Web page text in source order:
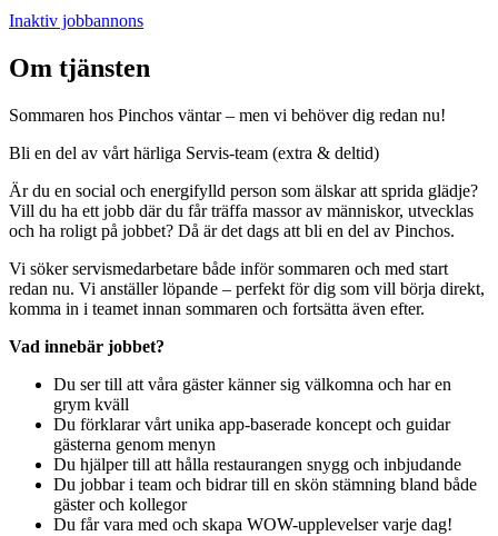
Inaktiv jobbannons
Om tjänsten
Sommaren hos Pinchos väntar – men vi behöver dig redan nu!
Bli en del av vårt härliga Servis-team (extra & deltid)
Är du en social och energifylld person som älskar att sprida glädje?
Vill du ha ett jobb där du får träffa massor av människor, utvecklas
och ha roligt på jobbet? Då är det dags att bli en del av Pinchos.
Vi söker servismedarbetare både inför sommaren och med start
redan nu. Vi anställer löpande – perfekt för dig som vill börja direkt,
komma in i teamet innan sommaren och fortsätta även efter.
Vad innebär jobbet?
Du ser till att våra gäster känner sig välkomna och har en
grym kväll
Du förklarar vårt unika app-baserade koncept och guidar
gästerna genom menyn
Du hjälper till att hålla restaurangen snygg och inbjudande
Du jobbar i team och bidrar till en skön stämning bland både
gäster och kollegor
Du får vara med och skapa WOW-upplevelser varje dag!